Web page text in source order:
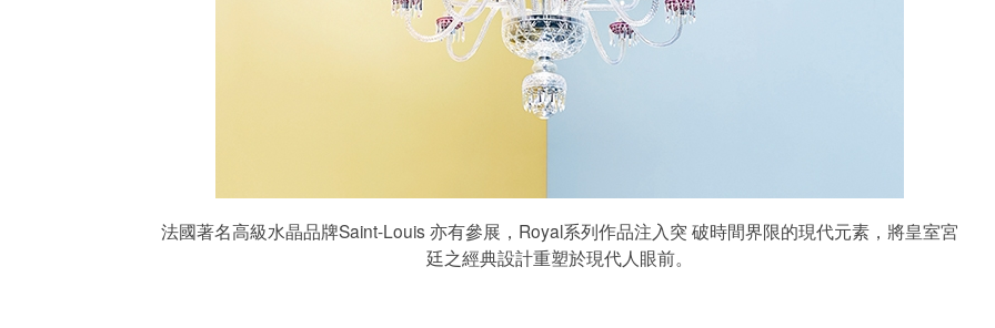
法國著名高級水晶品牌Saint-Louis 亦有參展，Royal系列作品注入突 破時間界限的現代元素，將皇室宮
廷之經典設計重塑於現代人眼前。